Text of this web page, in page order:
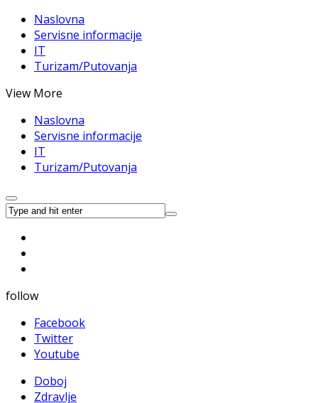
Naslovna
Servisne informacije
IT
Turizam/Putovanja
View More
Naslovna
Servisne informacije
IT
Turizam/Putovanja
follow
Facebook
Twitter
Youtube
Doboj
Zdravlje